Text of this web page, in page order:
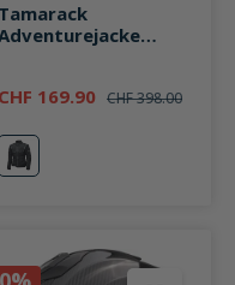
Tamarack
CHF 169.90 CHF 398.00
schwarz